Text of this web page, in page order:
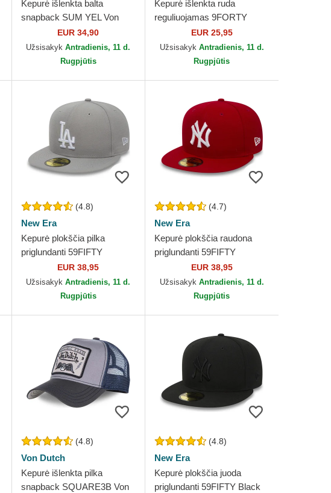
Kepurė išlenkta balta
snapback SUM YEL Von
EUR 34,90
UžsisakykAntradienis, 11 d.
Rugpjūtis
Kepurė išlenkta ruda
reguliuojamas 9FORTY
League Essential New York
Yankees MLB New Era
EUR 25,95
Užsisakyk Antradienis, 11 d.
Rugpjūtis
(4.8)
New Era
Kepurė plokščia pilka
priglundanti 59FIFTY
Essential Los Angeles
Dodgers MLB New Era
EUR 38,95
UžsisakykAntradienis, 11 d.
Rugpjūtis
(4.7)
New Era
Kepurė plokščia raudona
priglundanti 59FIFTY
Essential New York Yankees
MLB New Era
EUR 38,95
Užsisakyk Antradienis, 11 d.
Rugpjūtis
(4.8)
Von Dutch
Kepurė išlenkta pilka
snapback SQUARE3B Von
(4.8)
New Era
Kepurė plokščia juoda
priglundanti 59FIFTY Black